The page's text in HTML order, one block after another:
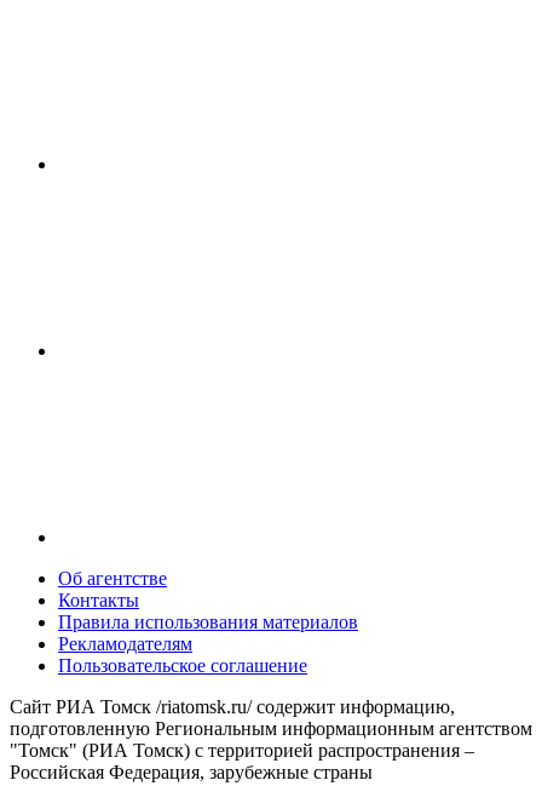
Об агентстве
Контакты
Правила использования материалов
Рекламодателям
Пользовательское соглашение
Сайт РИА Томск /riatomsk.ru/ содержит информацию,
подготовленную Региональным информационным агентством
"Томск" (РИА Томск) с территорией распространения –
Российская Федерация, зарубежные страны